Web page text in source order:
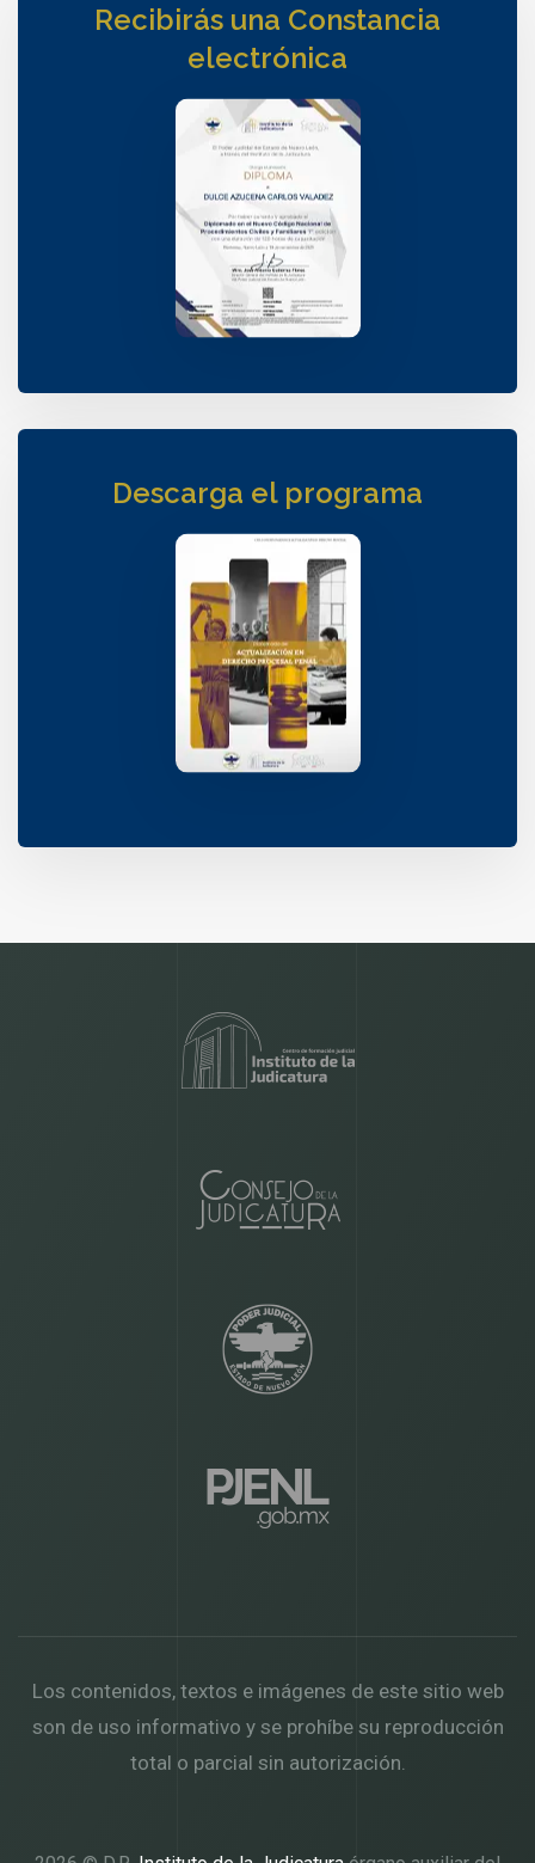
Recibirás una Constancia
electrónica
Descarga el programa
Los contenidos, textos e imágenes de este sitio web
son de uso informativo y se prohíbe su reproducción
total o parcial sin autorización.